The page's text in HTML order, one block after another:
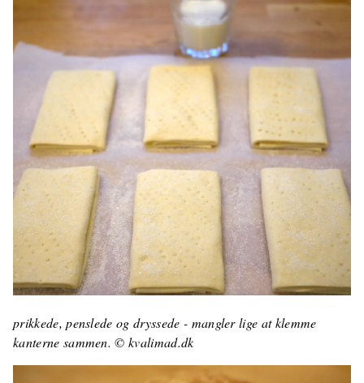
prikkede, penslede og dryssede - mangler lige at klemme
kanterne sammen. © kvalimad.dk